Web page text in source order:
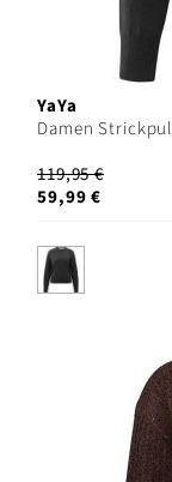
YaYa
Damen
119,95 €
59,99 €